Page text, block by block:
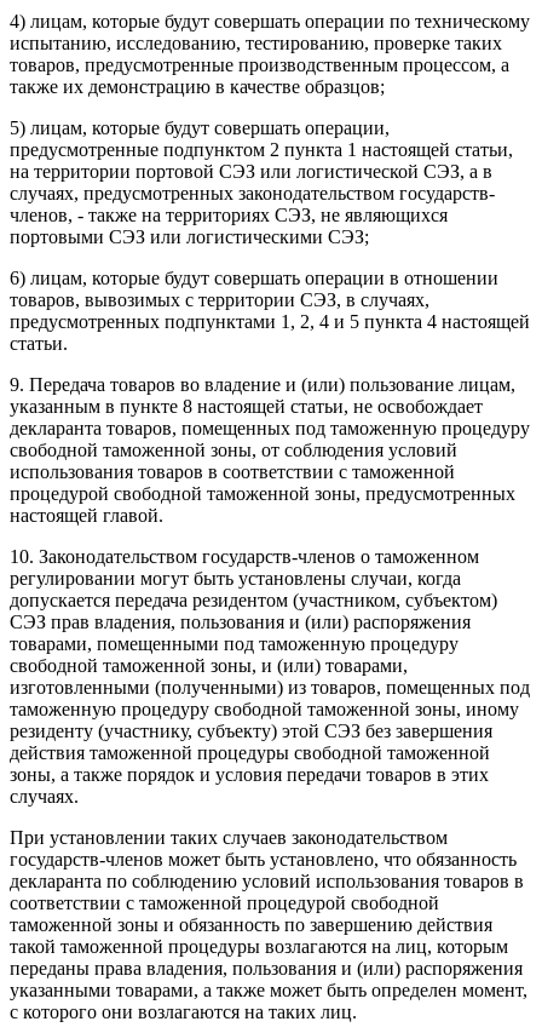
4) лицам, которые будут совершать операции по техническому
испытанию, исследованию, тестированию, проверке таких
товаров, предусмотренные производственным процессом, а
также их демонстрацию в качестве образцов;
5) лицам, которые будут совершать операции,
предусмотренные подпунктом 2 пункта 1 настоящей статьи,
на территории портовой СЭЗ или логистической СЭЗ, а в
случаях, предусмотренных законодательством государств-
членов, - также на территориях СЭЗ, не являющихся
портовыми СЭЗ или логистическими СЭЗ;
6) лицам, которые будут совершать операции в отношении
товаров, вывозимых с территории СЭЗ, в случаях,
предусмотренных подпунктами 1, 2, 4 и 5 пункта 4 настоящей
статьи.
9. Передача товаров во владение и (или) пользование лицам,
указанным в пункте 8 настоящей статьи, не освобождает
декларанта товаров, помещенных под таможенную процедуру
свободной таможенной зоны, от соблюдения условий
использования товаров в соответствии с таможенной
процедурой свободной таможенной зоны, предусмотренных
настоящей главой.
10. Законодательством государств-членов о таможенном
регулировании могут быть установлены случаи, когда
допускается передача резидентом (участником, субъектом)
СЭЗ прав владения, пользования и (или) распоряжения
товарами, помещенными под таможенную процедуру
свободной таможенной зоны, и (или) товарами,
изготовленными (полученными) из товаров, помещенных под
таможенную процедуру свободной таможенной зоны, иному
резиденту (участнику, субъекту) этой СЭЗ без завершения
действия таможенной процедуры свободной таможенной
зоны, а также порядок и условия передачи товаров в этих
случаях.
При установлении таких случаев законодательством
государств-членов может быть установлено, что обязанность
декларанта по соблюдению условий использования товаров в
соответствии с таможенной процедурой свободной
таможенной зоны и обязанность по завершению действия
такой таможенной процедуры возлагаются на лиц, которым
переданы права владения, пользования и (или) распоряжения
указанными товарами, а также может быть определен момент,
с которого они возлагаются на таких лиц.